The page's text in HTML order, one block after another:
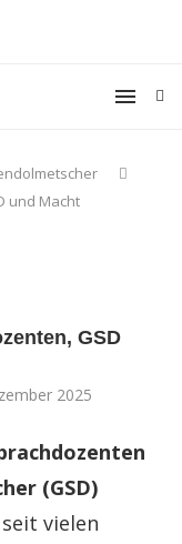
und Macht
GSD
2025
(GSD)
vielen